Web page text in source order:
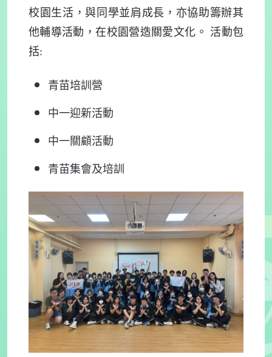
校園生活，與同學並肩成長，亦協助籌辦其
他輔導活動，在校園營造關愛文化。 活動包
括:
青苗培訓營
中一迎新活動
中一關顧活動
青苗集會及培訓